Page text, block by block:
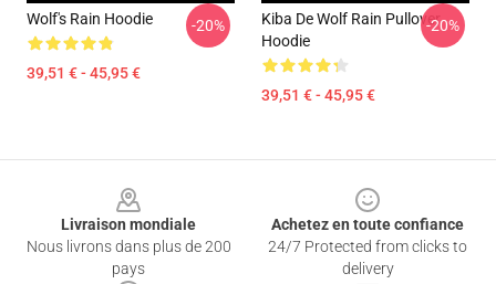
Wolf's Rain Hoodie
39,51 € - 45,95 €
-20%
Kiba De Wolf Rain Pullover
Hoodie
39,51 € - 45,95 €
-20%
Livraison mondiale
Nous livrons dans plus de 200
pays
Achetez en toute confiance
24/7 Protected from clicks to
delivery